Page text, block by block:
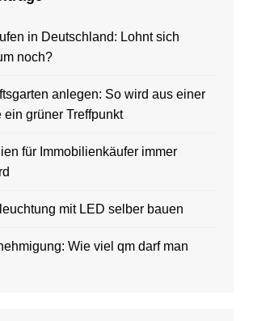
in Deutschland: Lohnt sich
noch?
anlegen: So wird aus einer
ein grüner Treffpunkt
für Immobilienkäufer immer
mit LED selber bauen
Wie viel qm darf man